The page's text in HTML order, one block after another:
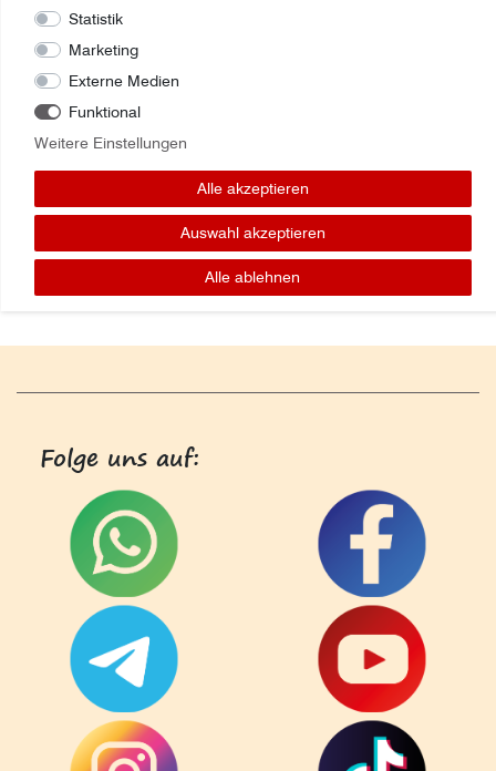
Folge uns auf:
Statistik
Marketing
Externe Medien
Funktional
Weitere Einstellungen
Alle akzeptieren
Auswahl akzeptieren
Alle ablehnen